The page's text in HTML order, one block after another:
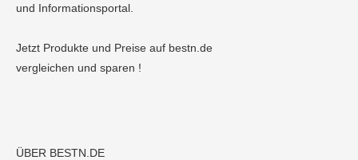
und Informationsportal.
Jetzt Produkte und Preise auf bestn.de
vergleichen und sparen !
ÜBER BESTN.DE